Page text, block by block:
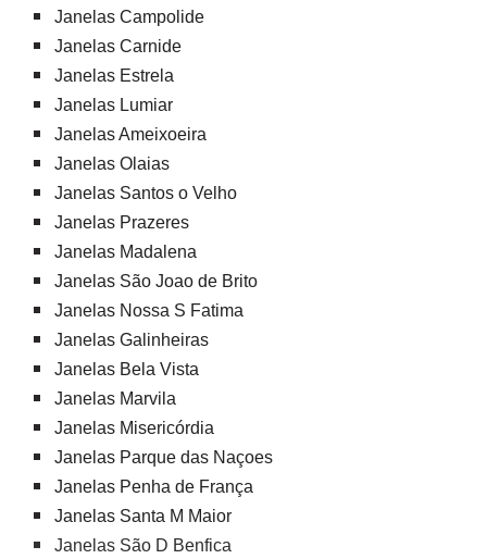
Janelas Campolide
Janelas Carnide
Janelas Estrela
Janelas Lumiar
Janelas Ameixoeira
Janelas Olaias
Janelas Santos o Velho
Janelas Prazeres
Janelas Madalena
Janelas São Joao de Brito
Janelas Nossa S Fatima
Janelas Galinheiras
Janelas Bela Vista
Janelas Marvila
Janelas Misericórdia
Janelas Parque das Naçoes
Janelas Penha de França
Janelas Santa M Maior
Janelas São D Benfica